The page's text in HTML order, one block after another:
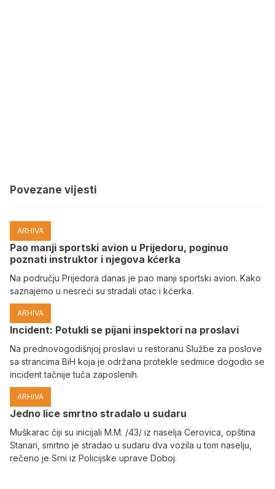
Povezane vijesti
ARHIVA
Pao manji sportski avion u Prijedoru, poginuo
poznati instruktor i njegova kćerka
Na području Prijedora danas je pao manji sportski avion. Kako
saznajemo u nesreći su stradali otac i kćerka.
ARHIVA
Incident: Potukli se pijani inspektori na proslavi
Na prednovogodišnjoj proslavi u restoranu Službe za poslove
sa strancima BiH koja je održana protekle sedmice dogodio se
incident tačnije tuča zaposlenih.
ARHIVA
Јedno lice smrtno stradalo u sudaru
Muškarac čiji su inicijali M.M. /43/ iz naselja Cerovica, opština
Stanari, smrtno je stradao u sudaru dva vozila u tom naselju,
rečeno je Srni iz Policijske uprave Doboj.